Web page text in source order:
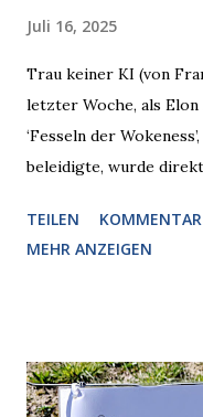
Juli 16, 2025
Trau keiner KI (von
letzter Woche, als
‘Fesseln der
beleidigte, wurde
radikalisierte, weil sie
stand. Das ist sogar
unauffälliger machen
TEILEN
MEHR ANZEIGEN